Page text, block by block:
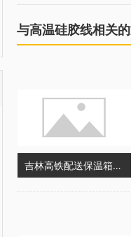
与高温硅胶线相关
吉林高铁配送保温箱厂家